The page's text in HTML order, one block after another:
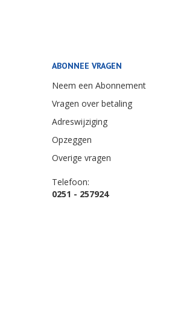
ABONNEE VRAGEN
Neem een Abonnement
Vragen over betaling
Adreswijziging
Opzeggen
Overige vragen
Telefoon:
0251 - 257924